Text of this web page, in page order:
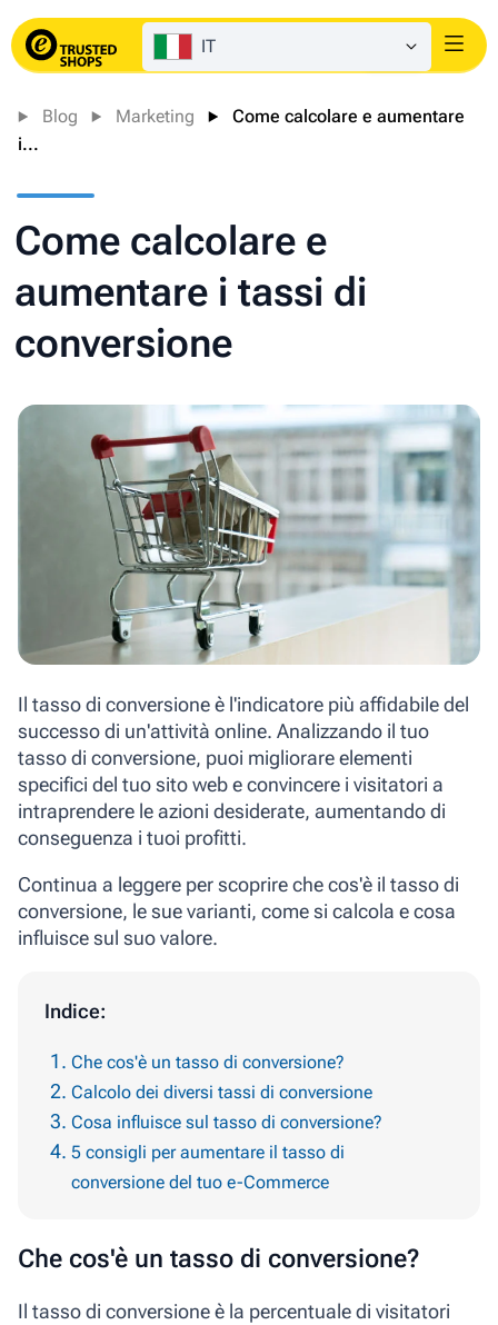
IT Login
Blog Marketing
Come calcolare e aumentare
i...
Come calcolare e
aumentare i tassi di
conversione
Il tasso di conversione è l'indicatore più affidabile del
successo di un'attività online. Analizzando il tuo
tasso di conversione, puoi migliorare elementi
specifici del tuo sito web e convincere i visitatori a
intraprendere le azioni desiderate, aumentando di
conseguenza i tuoi profitti.
Continua a leggere per scoprire che cos'è il tasso di
conversione, le sue varianti, come si calcola e cosa
influisce sul suo valore.
Indice:
Che cos'è un tasso di conversione?
Calcolo dei diversi tassi di conversione
Cosa influisce sul tasso di conversione?
5 consigli per aumentare il tasso di
conversione del tuo e-Commerce
Che cos'è un tasso di conversione?
Il tasso di conversione è la percentuale di visitatori